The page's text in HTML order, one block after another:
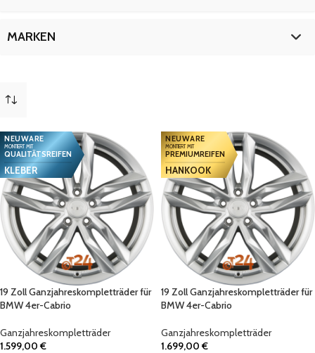
MARKEN
NEUWARE
MONTIERT MIT
QUALITÄTSREIFEN
KLEBER
19 Zoll Ganzjahreskompletträder für
BMW 4er-Cabrio
Ganzjahreskompletträder
1.599,00€
NEUWARE
MONTIERT MIT
PREMIUMREIFEN
HANKOOK
19 Zoll Ganzjahreskompletträder für
BMW 4er-Cabrio
Ganzjahreskompletträder
1.699,00€